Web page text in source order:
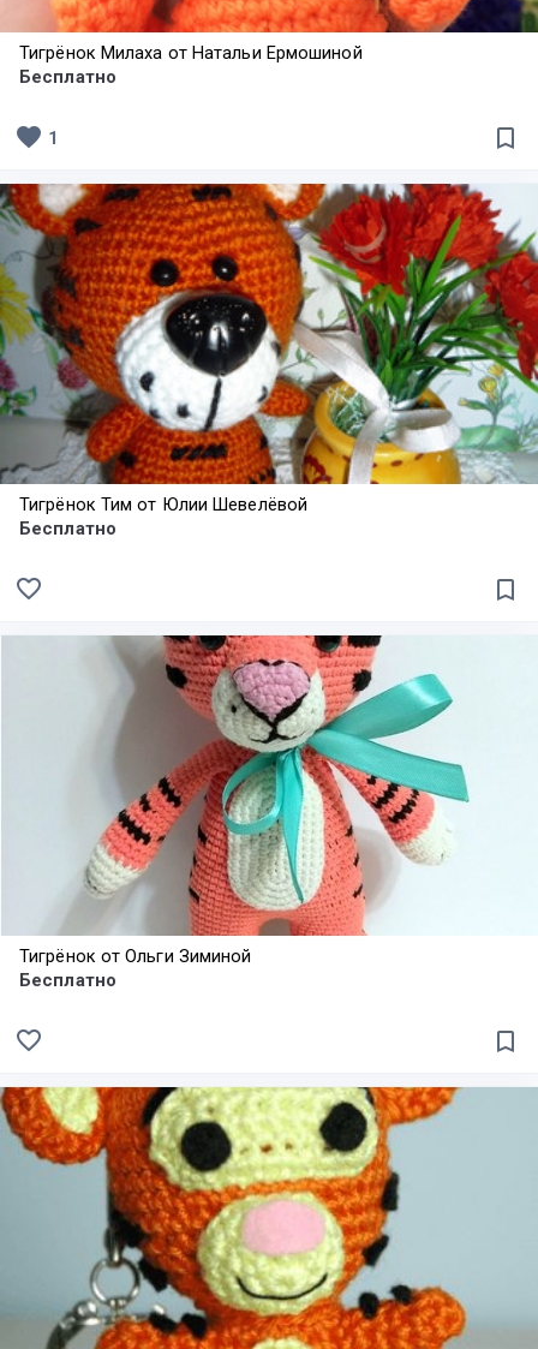
Тигрёнок Милаха от Натальи Ермошиной
Бесплатно
bookmark_border
favorite 1
Тигрёнок Тим от Юлии Шевелёвой
Бесплатно
bookmark_border
favorite_border
Тигрёнок от Ольги Зиминой
Бесплатно
bookmark_border
favorite_border